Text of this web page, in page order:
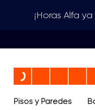
¡Horas Alfa
Pisos y Paredes